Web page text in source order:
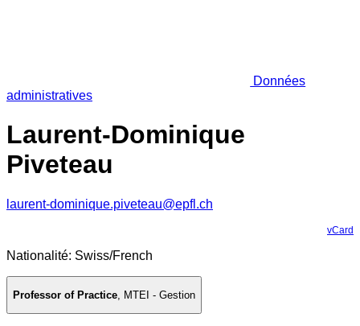
Données
administratives
Laurent-Dominique
Piveteau
laurent-dominique.piveteau@epfl.ch
vCard
Nationalité: Swiss/French
Professor of Practice, MTEI - Gestion